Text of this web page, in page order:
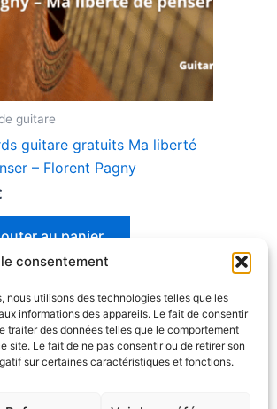
consentement
nous utilisons des technologies telles que les
informations des appareils. Le fait de consentir
traiter des données telles que le comportement
site. Le fait de ne pas consentir ou de retirer son
sur certaines caractéristiques et fonctions.
guitare
guitare gratuits Ma liberté
– Florent Pagny
au panier